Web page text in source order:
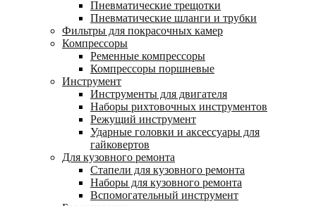
Пневматические трещотки
Пневматические шланги и трубки
Фильтры для покрасочных камер
Компрессоры
Ременные компрессоры
Компрессоры поршневые
Инструмент
Инструменты для двигателя
Наборы рихтовочных инструментов
Режущий инструмент
Ударные головки и аксессуары для
гайковертов
Для кузовного ремонта
Стапели для кузовного ремонта
Наборы для кузовного ремонта
Вспомогательный инструмент